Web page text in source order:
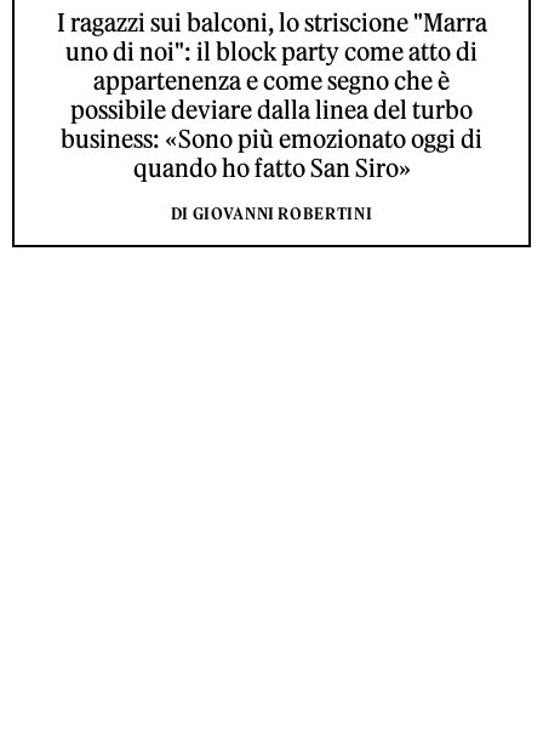
I ragazzi sui balconi, lo striscione "Marra
uno di noi": il block party come atto di
appartenenza e come segno che è
possibile deviare dalla linea del turbo
business: «Sono più emozionato oggi di
quando ho fatto San Siro»
DI GIOVANNI ROBERTINI